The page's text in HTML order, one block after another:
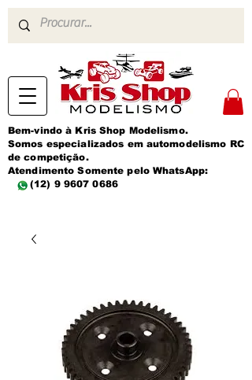
Bem-vindo à Kris Shop Modelismo.
Somos especializados em automodelismo RC
de competição.
Atendimento Somente pelo WhatsApp:
(12) 9 9607 0686